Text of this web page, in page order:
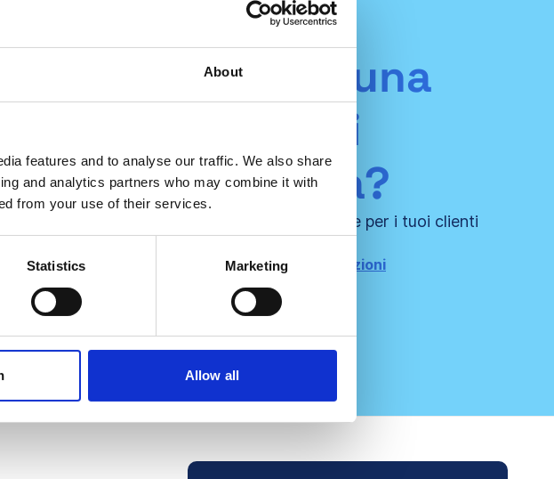
About
features and to analyse our traffic. We also share
and analytics partners who may combine it with
from your use of their services.
Statistics Marketing
Allow all
Rappresenti una
società di
consulenza?
Fai squadra con noi e crea ancora più valore per i tuoi clienti
Contattaci per maggiori informazioni